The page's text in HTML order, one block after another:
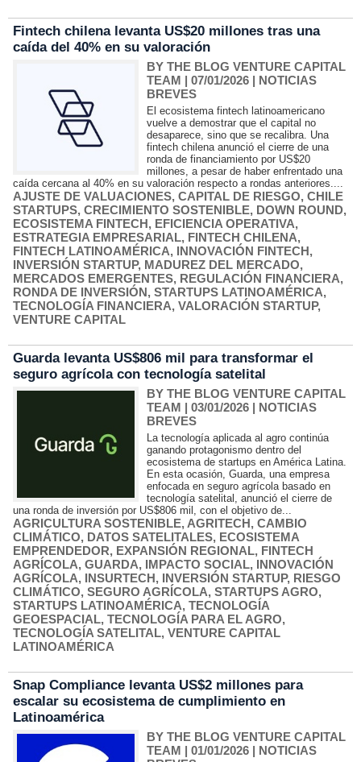
Fintech chilena levanta US$20 millones tras una
caída del 40% en su valoración
BY THE BLOG VENTURE CAPITAL
TEAM | 07/01/2026 | NOTICIAS
BREVES
El ecosistema fintech latinoamericano
vuelve a demostrar que el capital no
desaparece, sino que se recalibra. Una
fintech chilena anunció el cierre de una
ronda de financiamiento por US$20
millones, a pesar de haber enfrentado una
caída cercana al 40% en su valoración respecto a rondas anteriores....
AJUSTE DE VALUACIONES, CAPITAL DE RIESGO, CHILE
STARTUPS, CRECIMIENTO SOSTENIBLE, DOWN ROUND,
ECOSISTEMA FINTECH, EFICIENCIA OPERATIVA,
ESTRATEGIA EMPRESARIAL, FINTECH CHILENA,
FINTECH LATINOAMÉRICA, INNOVACIÓN FINTECH,
INVERSIÓN STARTUP, MADUREZ DEL MERCADO,
MERCADOS EMERGENTES, REGULACIÓN FINANCIERA,
RONDA DE INVERSIÓN, STARTUPS LATINOAMÉRICA,
TECNOLOGÍA FINANCIERA, VALORACIÓN STARTUP,
VENTURE CAPITAL
Guarda levanta US$806 mil para transformar el
seguro agrícola con tecnología satelital
BY THE BLOG VENTURE CAPITAL
TEAM | 03/01/2026 | NOTICIAS
BREVES
La tecnología aplicada al agro continúa
ganando protagonismo dentro del
ecosistema de startups en América Latina.
En esta ocasión, Guarda, una empresa
enfocada en seguro agrícola basado en
tecnología satelital, anunció el cierre de
una ronda de inversión por US$806 mil, con el objetivo de...
AGRICULTURA SOSTENIBLE, AGRITECH, CAMBIO
CLIMÁTICO, DATOS SATELITALES, ECOSISTEMA
EMPRENDEDOR, EXPANSIÓN REGIONAL, FINTECH
AGRÍCOLA, GUARDA, IMPACTO SOCIAL, INNOVACIÓN
AGRÍCOLA, INSURTECH, INVERSIÓN STARTUP, RIESGO
CLIMÁTICO, SEGURO AGRÍCOLA, STARTUPS AGRO,
STARTUPS LATINOAMÉRICA, TECNOLOGÍA
GEOESPACIAL, TECNOLOGÍA PARA EL AGRO,
TECNOLOGÍA SATELITAL, VENTURE CAPITAL
LATINOAMÉRICA
Snap Compliance levanta US$2 millones para
escalar su ecosistema de cumplimiento en
Latinoamérica
BY THE BLOG VENTURE CAPITAL
TEAM | 01/01/2026 | NOTICIAS